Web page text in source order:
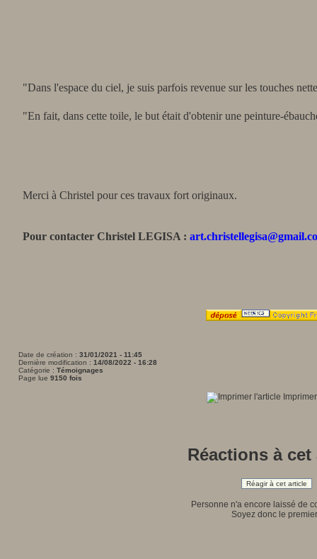
"Dans l'espace du ciel, je suis parfois revenue sur les touches
"En fait, dans cette toile, le but était d'obtenir une peinture-
Merci à Christel pour ces travaux fort originaux.
Pour contacter Christel LEGISA :
Date de création : 31/01/2021 - 11:45
Dernière modification : 14/08/2022 - 16:28
Catégorie : Témoignages
Page lue 9150 fois
Réactions à cet
Réagir à cet article
Personne n'a encore laissé de
Soyez donc le